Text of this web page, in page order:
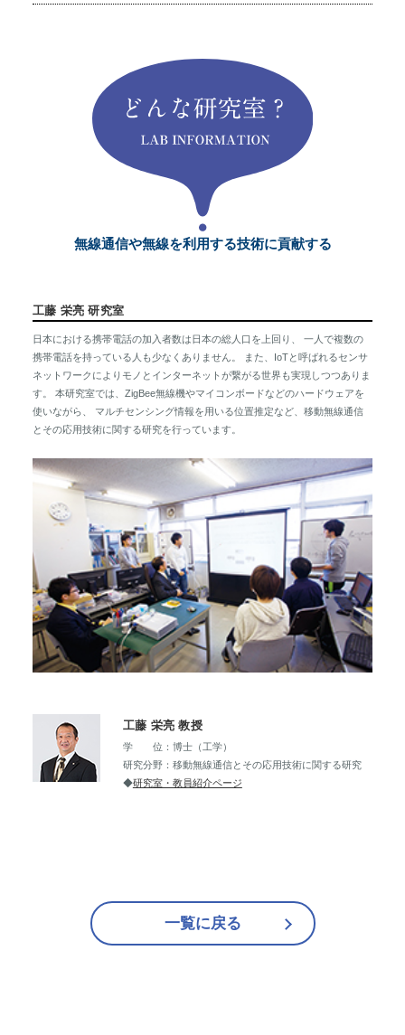
無線通信や無線を利用する技術に貢献する
工藤 栄亮 研究室
日本における携帯電話の加入者数は日本の総人口を上回り、 一人で複数の
携帯電話を持っている人も少なくありません。 また、IoTと呼ばれるセンサ
ネットワークによりモノとインターネットが繋がる世界も実現しつつありま
す。 本研究室では、ZigBee無線機やマイコンボードなどのハードウェアを
使いながら、 マルチセンシング情報を用いる位置推定など、移動無線通信
とその応用技術に関する研究を行っています。
工藤 栄亮 教授
学 位：博士（工学）
研究分野：移動無線通信とその応用技術に関する研究
◆研究室・教員紹介ページ
一覧に戻る